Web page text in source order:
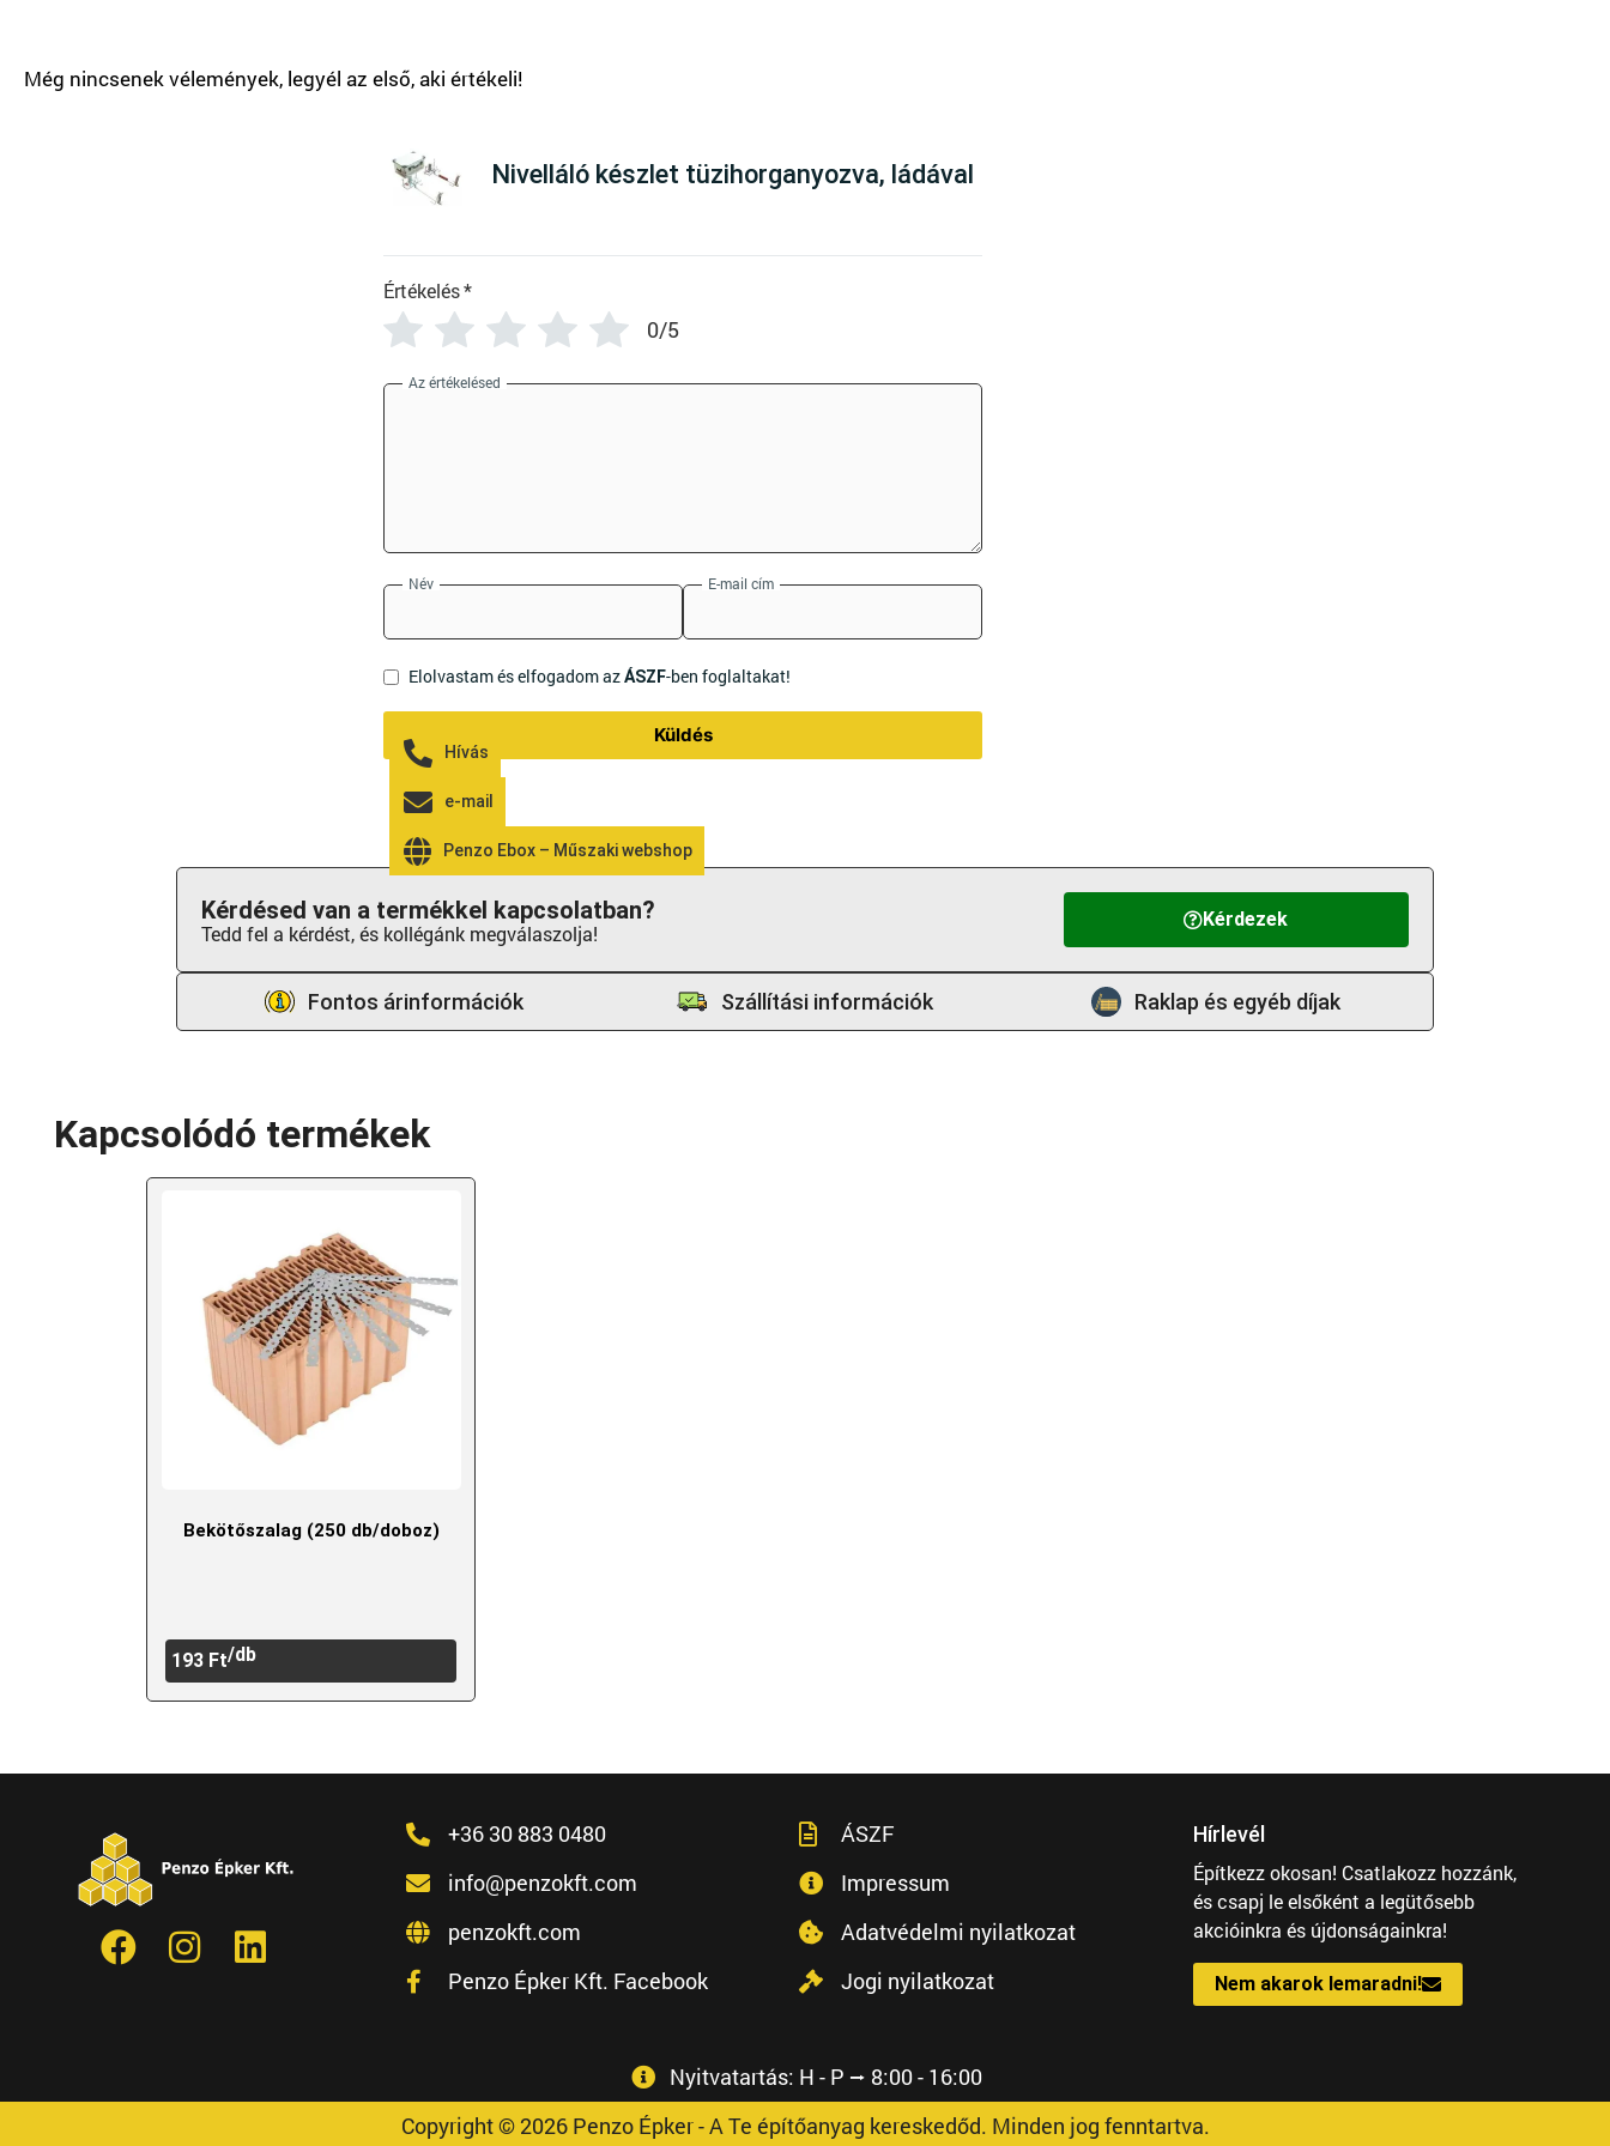
Nivelláló készlet tüzihorganyozva, ládával
Értékelés*
0/5
Az értékelésed
Név E-mail cím
Elolvastam és elfogadom azÁSZF-ben foglaltakat!
Küldés
Kérdezek
Kérdésed van a termékkel kapcsolatban?
Tedd fel a kérdést, és kollégánk megválaszolja!
Fontos árinformációk Szállítási információk Raklap és egyéb díjak
Kapcsolódó termékek
Bekötőszalag (250 db/doboz)
193 Ft/db
+36 30 883 0480
info@penzokft.com
penzokft.com
Penzo Épker Kft. Facebook
ÁSZF
Impressum
Adatvédelmi nyilatkozat
Jogi nyilatkozat
Hírlevél
Építkezz okosan! Csatlakozz hozzánk,
és csapj le elsőként a legütősebb
akcióinkra és újdonságainkra!
Nem akarok lemaradni!
Nyitvatartás: H - P ⭢ 8:00 - 16:00
Copyright © 2026 Penzo Épker - A Te építőanyag kereskedőd. Minden jog fenntartva.
Hívás
e-mail
Penzo Ebox – Műszaki webshop